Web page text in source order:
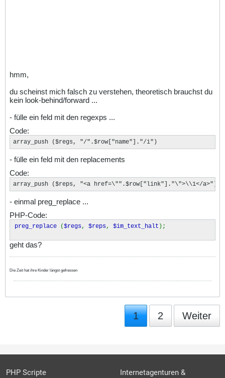
hmm,
du scheinst mich falsch zu verstehen, theoretisch brauchst du
kein look-behind/forward ...
- fülle ein feld mit den regexps ...
Code:
array_push ($regs, "/".$row["name"]."/i")
- fülle ein feld mit den replacements
Code:
array_push ($reps, "<a href=\"".$row["link"]."\">\\1</a>")
- einmal preg_replace ...
PHP-Code:
preg_replace ($regs, $reps, $im_text_halt );
geht das?
Die Zeit hat ihre Kinder längst gefressen
1 2 Weiter
PHP Scripte
Internetagenturen &